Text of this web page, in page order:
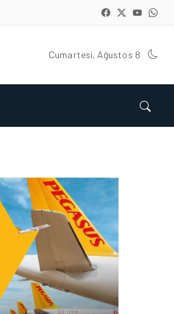
Cumartesi, Ağustos 8
HAVAYOLU • 07 AĞU 2026
SUNEXPRESS’IN ÜÇ GÜN
ÜST ÜSTE GÜNLÜK
YOLCU SAYISI 71 BINI AŞTI
HAVAYOLU • 05 AĞU 2026